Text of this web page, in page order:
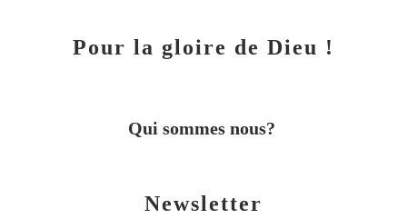
Newsletter
Pour la gloire de Dieu !
Qui sommes nous?